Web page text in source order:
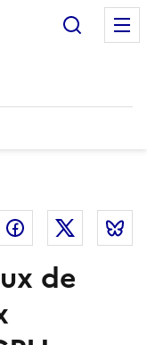
FacebookTwitter
de